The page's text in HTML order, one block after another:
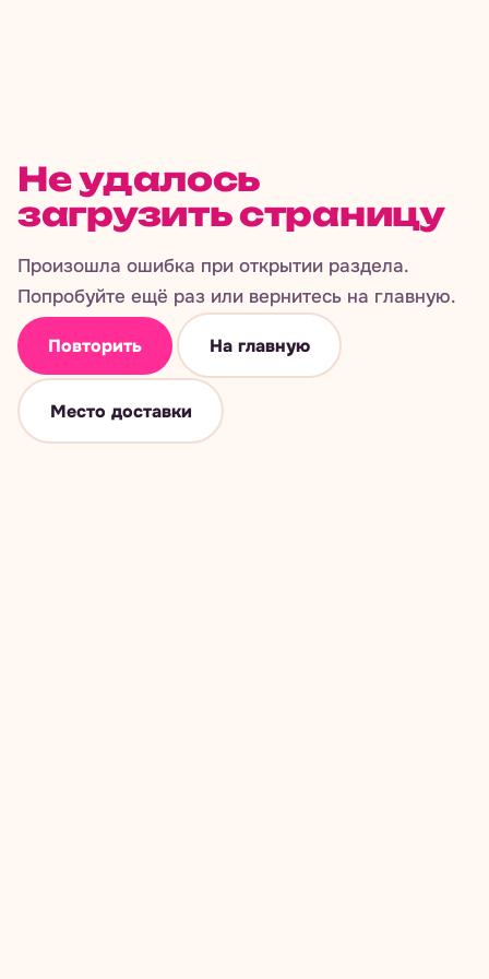
Не удалось
загрузить страницу
Произошла ошибка при открытии раздела.
Попробуйте ещё раз или вернитесь на главную.
Повторить На главную
Место доставки